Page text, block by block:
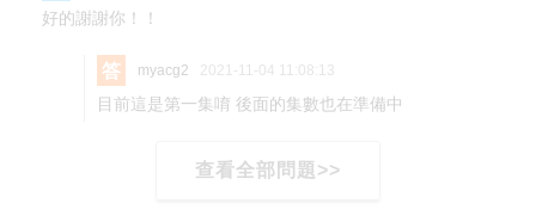
好的謝謝你！！
答 myacg2 2021-11-04 11:08:13
目前這是第一集唷 後面的集數也在準備中
查看全部問題>>